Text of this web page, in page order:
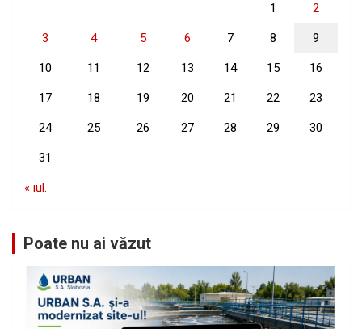
1 2
3 4 5 6 7 8 9
10 11 12 13 14 15 16
17 18 19 20 21 22 23
24 25 26 27 28 29 30
31
« iul.
Poate nu ai văzut